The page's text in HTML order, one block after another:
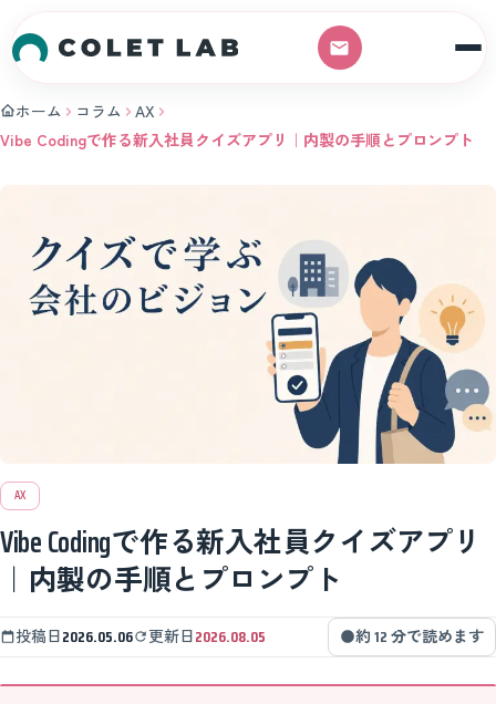
ホーム コラム
AX
Vibe Codingで作る新入社員クイズアプリ｜内製の手順とプロンプト
AX
Vibe Codingで作る新入社員クイズアプリ
｜内製の手順とプロンプト
投稿日2026.05.06 更新日2026.08.05 約 12 分で読めます